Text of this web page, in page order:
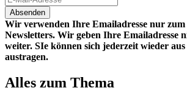
Wir verwenden Ihre Emailadresse nur zum
Newsletters. Wir geben Ihre Emailadresse
weiter. SIe können sich jederzeit wieder
austragen.
Alles zum Thema